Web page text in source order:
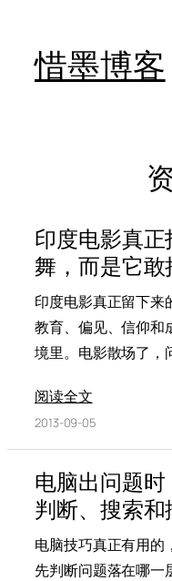
惜墨博客
印度电影真
舞，而是它
印度电影真正留下来
教育、偏见、信仰和
境里。电影散场了，
阅读全文
2013-09-05
电脑出问题
判断、搜索和
电脑技巧真正有用的
先判断问题落在哪一